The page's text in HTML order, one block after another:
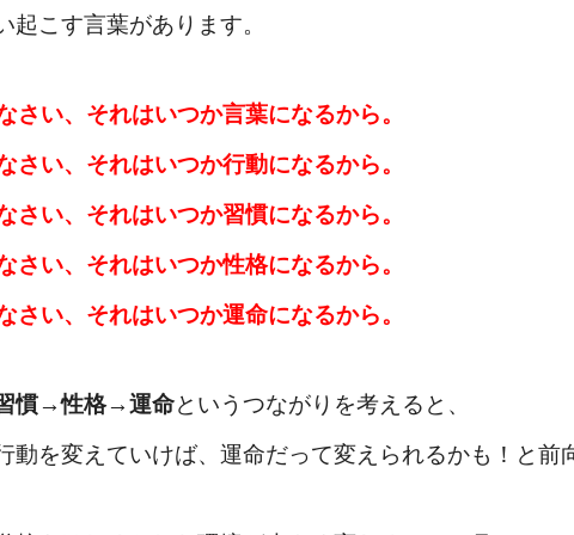
起こす言葉があります。
さい、それはいつか言葉になるから。
さい、それはいつか行動になるから。
さい、それはいつか習慣になるから。
さい、それはいつか性格になるから。
さい、それはいつか運命になるから。
慣→性格→運命というつながりを考えると、
動を変えていけば、運命だって変えられるかも！と前